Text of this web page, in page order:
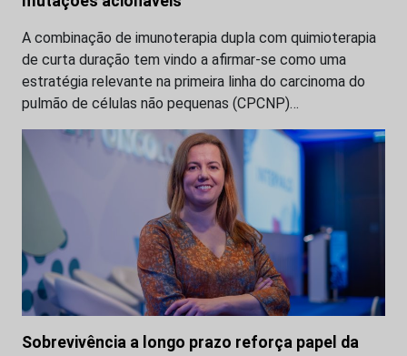
A combinação de imunoterapia dupla com quimioterapia
de curta duração tem vindo a afirmar-se como uma
estratégia relevante na primeira linha do carcinoma do
pulmão de células não pequenas (CPCNP)…
Sobrevivência a longo prazo reforça papel da